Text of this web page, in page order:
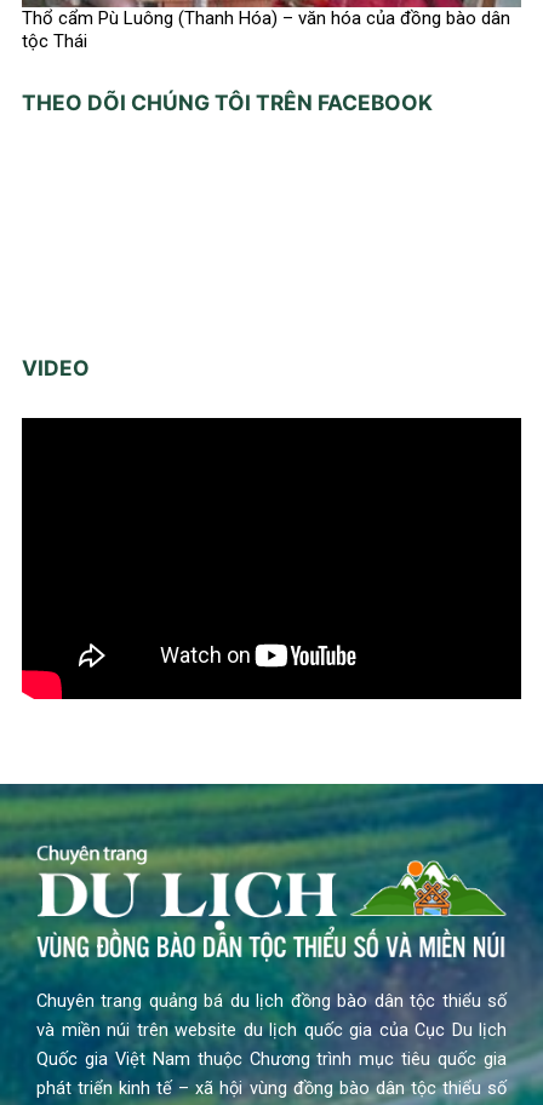
Thổ cẩm Pù Luông (Thanh Hóa) – văn hóa của đồng bào dân
tộc Thái
THEO DÕI CHÚNG TÔI TRÊN FACEBOOK
VIDEO
Chuyên trang quảng bá du lịch đồng bào dân tộc thiểu số
và miền núi trên website du lịch quốc gia của Cục Du lịch
Quốc gia Việt Nam thuộc Chương trình mục tiêu quốc gia
phát triển kinh tế – xã hội vùng đồng bào dân tộc thiểu số